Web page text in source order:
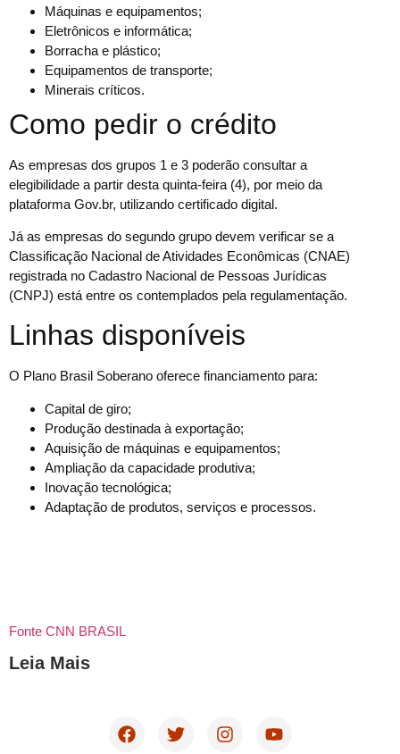
Máquinas e equipamentos;
Eletrônicos e informática;
Borracha e plástico;
Equipamentos de transporte;
Minerais críticos.
Como pedir o crédito
As empresas dos grupos 1 e 3 poderão consultar a
elegibilidade a partir desta quinta-feira (4), por meio da
plataforma Gov.br, utilizando certificado digital.
Já as empresas do segundo grupo devem verificar se a
Classificação Nacional de Atividades Econômicas (CNAE)
registrada no Cadastro Nacional de Pessoas Jurídicas
(CNPJ) está entre os contemplados pela regulamentação.
Linhas disponíveis
O Plano Brasil Soberano oferece financiamento para:
Capital de giro;
Produção destinada à exportação;
Aquisição de máquinas e equipamentos;
Ampliação da capacidade produtiva;
Inovação tecnológica;
Adaptação de produtos, serviços e processos.
Fonte CNN BRASIL
Leia Mais